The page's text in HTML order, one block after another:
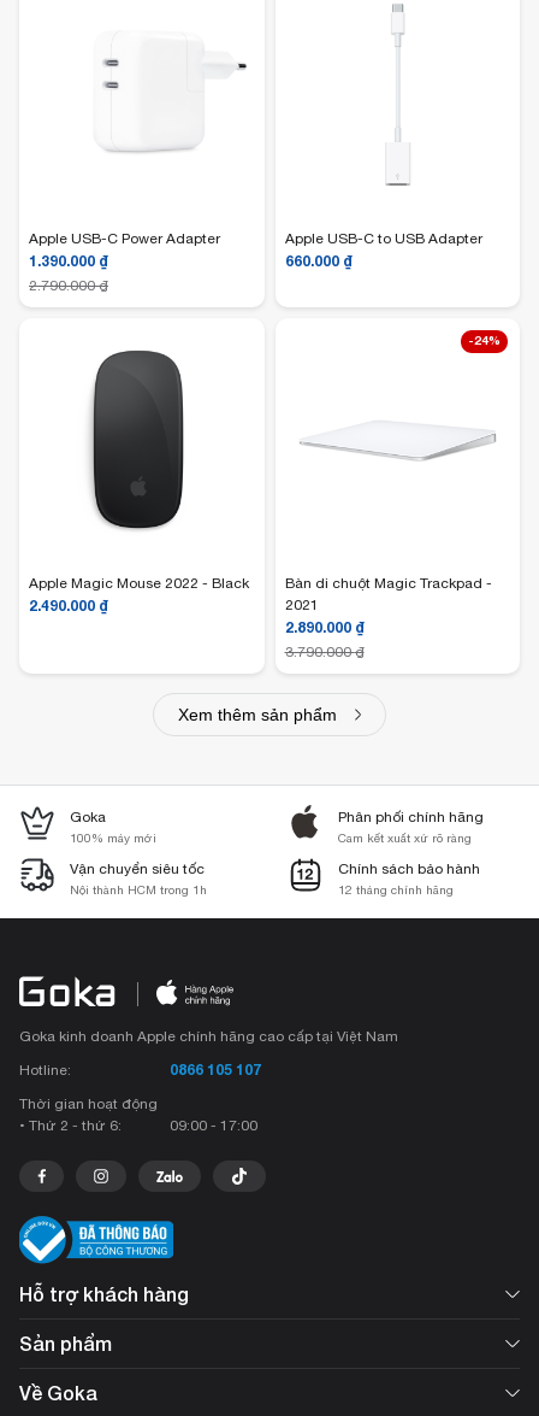
Apple USB-C Power Adapter
1.390.000 ₫
2.790.000₫
Apple USB-C to USB Adapter
660.000 ₫
Apple Magic Mouse 2022 - Black
2.490.000 ₫
-24%
Bàn di chuột Magic Trackpad -
2021
2.890.000 ₫
3.790.000₫
Xem thêm sản phẩm
Goka
100% máy mới
Phân phối chính hãng
Cam kết xuất xứ rõ ràng
Vận chuyển siêu tốc
Nội thành HCM trong 1h
Chính sách bảo hành
12 tháng chính hãng
Goka kinh doanh Apple chính hãng cao cấp tại Việt Nam
Hotline:
0866 105 107
Thời gian hoạt động
• Thứ 2 - thứ 6:
09:00 - 17:00
Hỗ trợ khách hàng
Sản phẩm
Về Goka